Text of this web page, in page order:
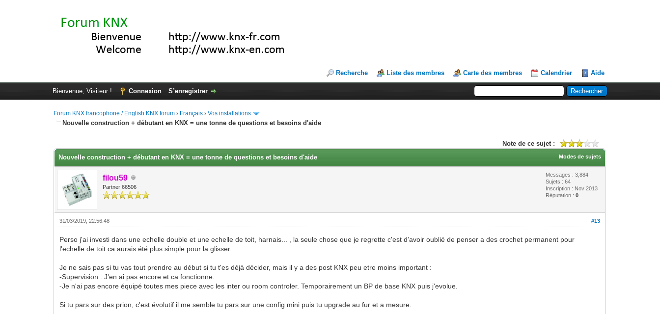
Recherche Liste des membres Carte des membres Calendrier Aide
Bienvenue, Visiteur ! Connexion S’enregistrer
Forum KNX francophone / English KNX forum › Français ›Vos installations
Nouvelle construction + débutant en KNX = une tonne de questions et besoins d'aide
Note de ce sujet :
Modes de sujets
Nouvelle construction + débutant en KNX = une tonne de questions et besoins d'aide
filou59
Partner 66506
Messages : 3,884
Sujets : 64
Inscription : Nov 2013
Réputation :0
#13
31/03/2019, 22:56:48
Perso j'ai investi dans une echelle double et une echelle de toit, harnais... , la seule chose que je regrette c'est d'avoir oublié de penser a des crochet permanent pour
l'echelle de toit ca aurais été plus simple pour la glisser.
Je ne sais pas si tu vas tout prendre au début si tu t'es déjà décider, mais il y a des post KNX peu etre moins important :
-Supervision : J'en ai pas encore et ca fonctionne.
-Je n'ai pas encore équipé toutes mes piece avec les inter ou room controler. Temporairement un BP de base KNX puis j'evolue.
Si tu pars sur des prion, c'est évolutif il me semble tu pars sur une config mini puis tu upgrade au fur et a mesure.